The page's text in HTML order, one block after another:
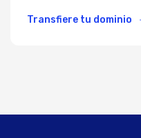
Transfiere tu dominio